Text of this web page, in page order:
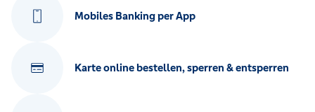
Mobiles Banking per App
Karte online bestellen, sperren & entsperren